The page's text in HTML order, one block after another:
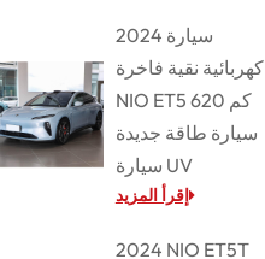
2024 سيارة
كهربائية نقية فاخرة
NIO ET5 620 كم
سيارة طاقة جديدة
سيارة UV
إقرأ المزيد
2024 NIO ET5T